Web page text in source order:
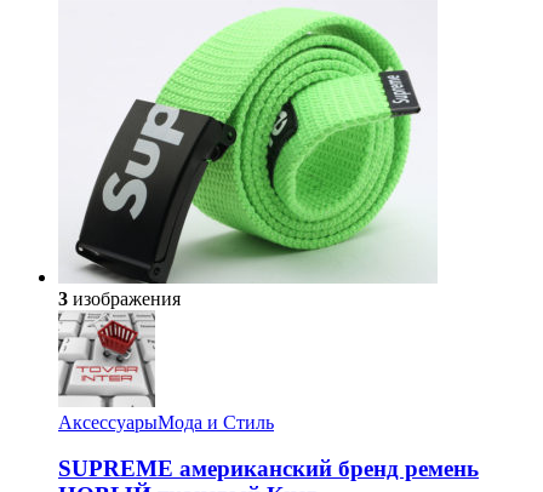
3 изображения
АксессуарыМода и Стиль
SUPREME американский бренд ремень